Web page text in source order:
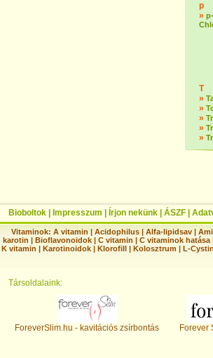
p
»
T
»
»
»
»
»
Bioboltok Impresszum Írjon nekünk ÁSZF
Vitaminok: A vitamin |Acidophilus |Alfa-lipidsav |
karotin | Bioflavonoidok | C vitamin | C vitaminok hatása
K vitamin | Karotinoidok | Klorofill | Kolosztrum | L-
Társoldalaink:
ForeverSlim.hu - kavitációs zsírbontás Forever